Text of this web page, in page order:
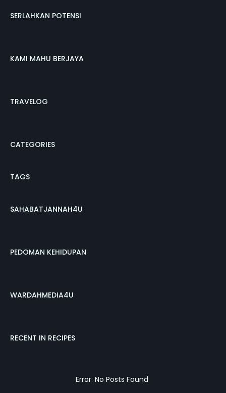
SERLAHKAN POTENSI
KAMI MAHU BERJAYA
TRAVELOG
CATEGORIES
TAGS
SAHABATJANNAH4U
PEDOMAN KEHIDUPAN
WARDAHMEDIA4U
RECENT IN RECIPES
Error: No Posts Found